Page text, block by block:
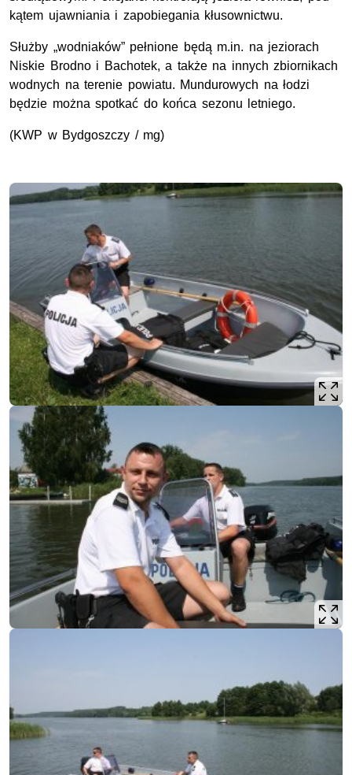
kątem ujawniania i zapobiegania kłusownictwu.
Służby „wodniaków” pełnione będą m.in. na jeziorach
Niskie Brodno i Bachotek, a także na innych zbiornikach
wodnych na terenie powiatu. Mundurowych na łodzi
będzie można spotkać do końca sezonu letniego.
(KWP w Bydgoszczy / mg)